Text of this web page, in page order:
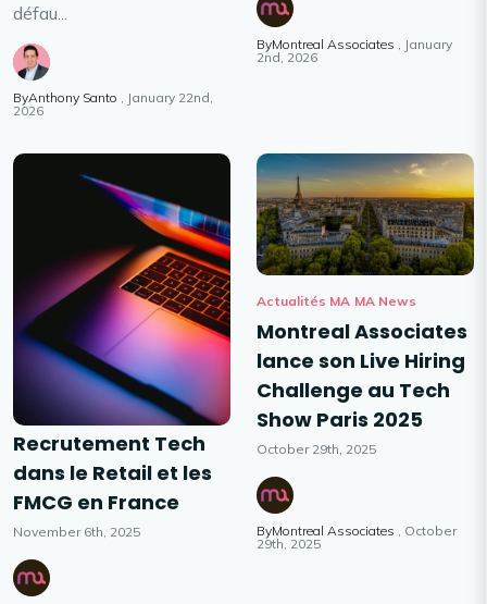
défau...
ByAnthony Santo
January 22nd,
2026
ByMontreal Associates
January
2nd, 2026
Recrutement Tech
dans le Retail et les
FMCG en France
November 6th, 2025
Actualités MA MA News
Montreal Associates
lance son Live Hiring
Challenge au Tech
Show Paris 2025
October 29th, 2025
ByMontreal Associates
October
29th, 2025